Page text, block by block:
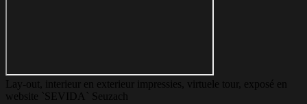
Lay-out, interieur en exterieur impressies, virtuele tour, exposé en
website `SEVIDA` Seuzach